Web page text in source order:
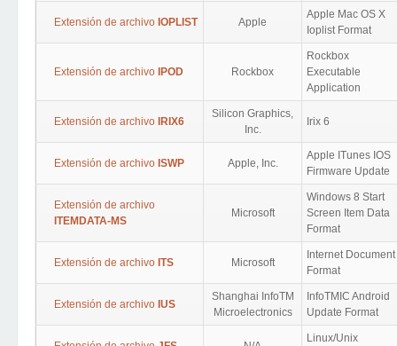
Extensión de archivo IOPLIST Apple
Apple Mac OS X
Ioplist Format
Extensión de archivo IPOD Rockbox
Rockbox
Executable
Application
Extensión de archivo IRIX6
Silicon Graphics,
Inc.
Irix 6
Extensión de archivo ISWP Apple, Inc.
Apple ITunes IOS
Firmware Update
Extensión de archivo
ITEMDATA-MS
Microsoft
Windows 8 Start
Screen Item Data
Format
Extensión de archivo ITS Microsoft
Internet Document
Format
Extensión de archivo IUS
Shanghai InfoTM
Microelectronics
InfoTMIC Android
Update Format
Linux/Unix